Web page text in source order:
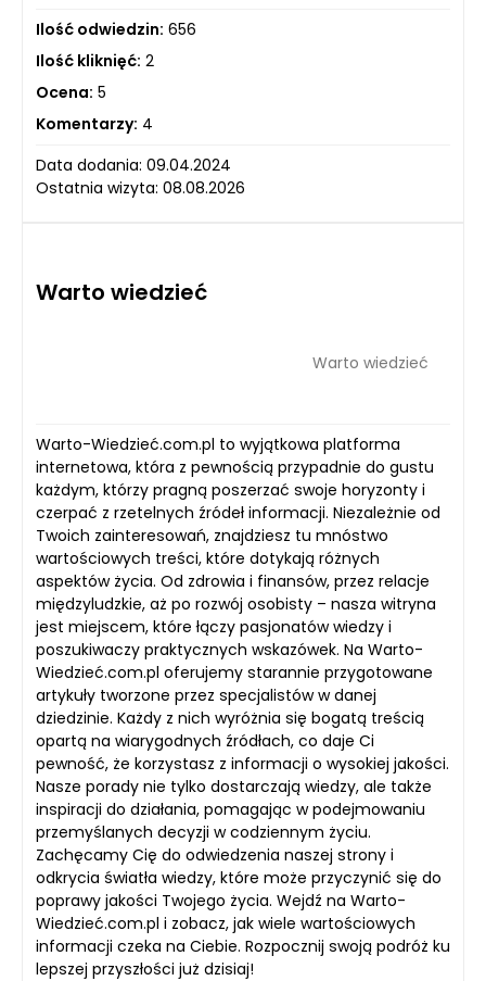
Ilość odwiedzin: 656
Ilość kliknięć: 2
Ocena: 5
Komentarzy: 4
Data dodania: 09.04.2024
Ostatnia wizyta: 08.08.2026
Warto wiedzieć
Warto wiedzieć
Warto-Wiedzieć.com.pl to wyjątkowa platforma
internetowa, która z pewnością przypadnie do gustu
każdym, którzy pragną poszerzać swoje horyzonty i
czerpać z rzetelnych źródeł informacji. Niezależnie od
Twoich zainteresowań, znajdziesz tu mnóstwo
wartościowych treści, które dotykają różnych
aspektów życia. Od zdrowia i finansów, przez relacje
międzyludzkie, aż po rozwój osobisty – nasza witryna
jest miejscem, które łączy pasjonatów wiedzy i
poszukiwaczy praktycznych wskazówek. Na Warto-
Wiedzieć.com.pl oferujemy starannie przygotowane
artykuły tworzone przez specjalistów w danej
dziedzinie. Każdy z nich wyróżnia się bogatą treścią
opartą na wiarygodnych źródłach, co daje Ci
pewność, że korzystasz z informacji o wysokiej jakości.
Nasze porady nie tylko dostarczają wiedzy, ale także
inspiracji do działania, pomagając w podejmowaniu
przemyślanych decyzji w codziennym życiu.
Zachęcamy Cię do odwiedzenia naszej strony i
odkrycia światła wiedzy, które może przyczynić się do
poprawy jakości Twojego życia. Wejdź na Warto-
Wiedzieć.com.pl i zobacz, jak wiele wartościowych
informacji czeka na Ciebie. Rozpocznij swoją podróż ku
lepszej przyszłości już dzisiaj!